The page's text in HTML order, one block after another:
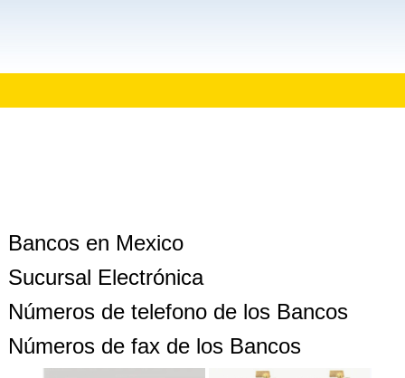
Bancos en Mexico
Sucursal Electrónica
Números de telefono de los Bancos
Números de fax de los Bancos